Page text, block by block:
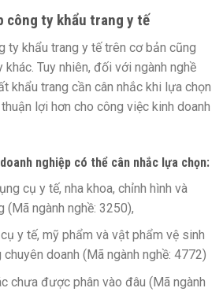
công ty khẩu trang y tế
ty khẩu trang y tế trên cơ bản cũng
Tuy nhiên, đối với ngành nghề
khẩu trang cần cân nhắc khi lựa chọn
lợi hơn cho công việc kinh doanh
nghiệp có thể cân nhắc lựa chọn:
cụ y tế, nha khoa, chỉnh hình và
(Mã ngành nghề: 3250),
y tế, mỹ phẩm và vật phẩm vệ sinh
doanh (Mã ngành nghề: 4772)
chưa được phân vào đâu (Mã ngành